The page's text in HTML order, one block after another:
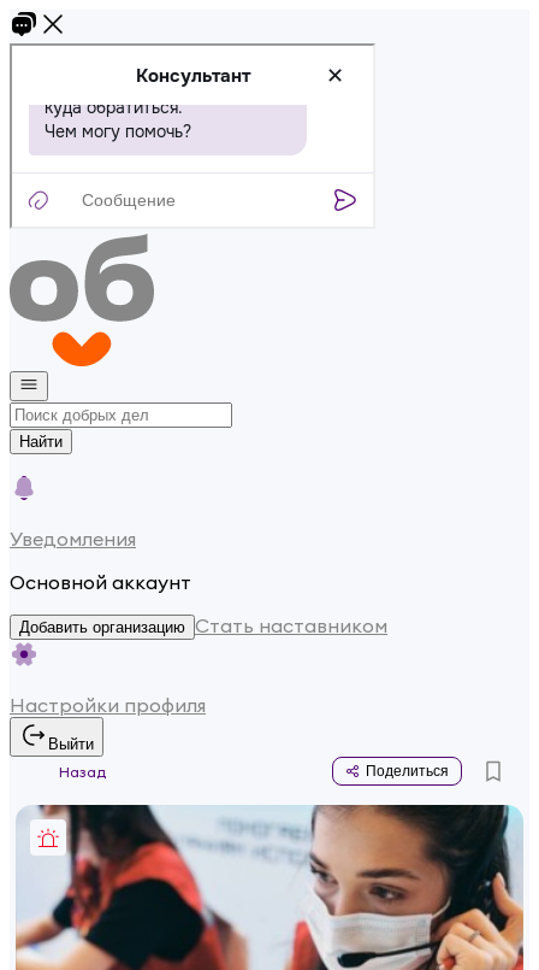
Найти
Уведомления
Основной аккаунт
Добавить организацию Стать наставником
Настройки профиля
Выйти
Назад
Поделиться